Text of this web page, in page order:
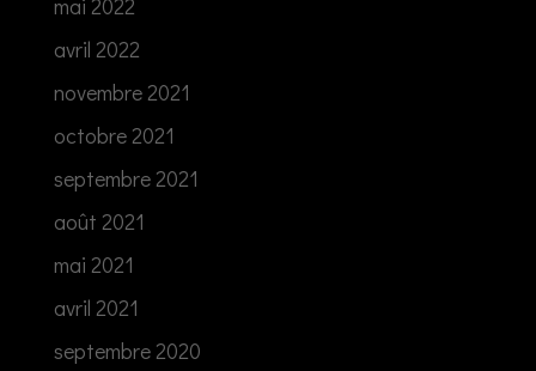
avril 2022
novembre 2021
octobre 2021
septembre 2021
août 2021
mai 2021
avril 2021
septembre 2020